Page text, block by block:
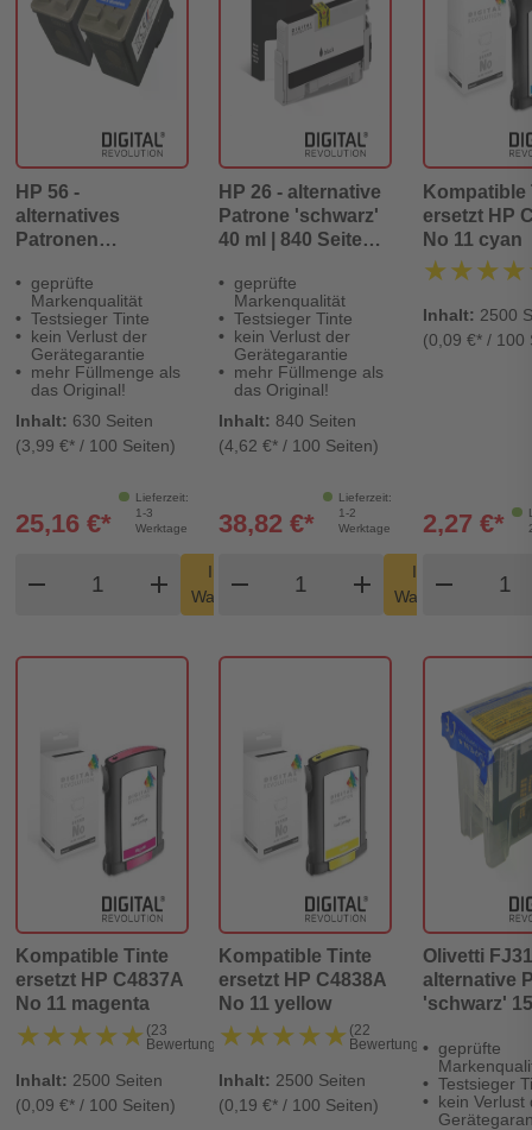
HP 56 -
alternatives
Patronen
'schwarz' - Digital
Revolution
geprüfte
Markenqualität
Testsieger Tinte
kein Verlust der
Gerätegarantie
mehr Füllmenge als
das Original!
Inhalt: 630 Seiten
(3,99 €* / 100 Seiten)
Lieferzeit:
1-3
Werktage
25,16 €*
remove
Produkt Warenkorb Menge
add
In den
Warenkorb
shopping_cart
HP 26 - alternative
Patrone 'schwarz'
40 ml | 840 Seiten -
geprüfte
Markenqualität
Testsieger Tinte
kein Verlust der
Gerätegarantie
mehr Füllmenge als
das Original!
Inhalt: 840 Seiten
(4,62 €* / 100 Seiten)
Lieferzeit:
1-2
Werktage
38,82 €*
remove
Produkt Warenkorb
add
In den
Warenkorb
shopping_cart
Kompatible
ersetzt HP
No 11 cyan
Inhalt: 2500
(0,09 €* / 100
2,27 €*
remove
Kompatible Tinte
ersetzt HP C4837A
No 11 magenta
★★★★★
★★★★★ (23
Bewertungen)
Inhalt: 2500 Seiten
(0,09 €* / 100 Seiten)
Kompatible Tinte
ersetzt HP C4838A
No 11 yellow
★★★★★
★★★★★ (22
Bewertungen)
Inhalt: 2500 Seiten
(0,19 €* / 100 Seiten)
Olivetti
alternative
'schwarz'
Revolution
geprüfte
Testsieger
kein Verlust